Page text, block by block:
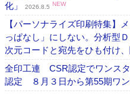
化」
2026.8.5 NEW
【パーソナライズ印刷特集】
っぱなし」にしない。分析型
次元コードと宛先をひも付け
全印工連 CSR認定でワンス
認定 ８月３日から第55期ワ